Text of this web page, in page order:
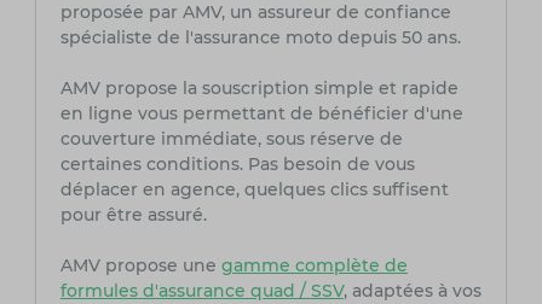
proposée par AMV, un assureur de confiance
spécialiste de l'assurance moto depuis 50 ans.
AMV propose la souscription simple et rapide
en ligne vous permettant de bénéficier d'une
couverture immédiate, sous réserve de
certaines conditions. Pas besoin de vous
déplacer en agence, quelques clics suffisent
pour être assuré.
AMV propose une gamme complète de
formules d'assurance quad / SSV, adaptées à vos